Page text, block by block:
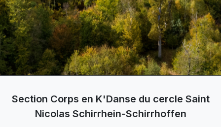
Section Corps en K'Danse du cercle Saint
Nicolas Schirrhein-Schirrhoffen